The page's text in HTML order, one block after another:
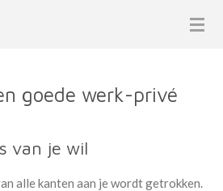
goede werk-privé
van je wil
alle kanten aan je wordt getrokken.